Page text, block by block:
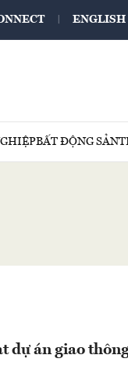
ENGLISH
BẤT ĐỘNG SẢN
dự án giao